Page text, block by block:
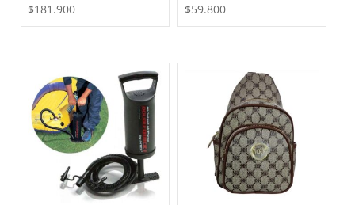
$181.900 $59.800